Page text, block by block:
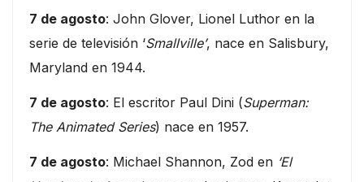
7 de agosto: John Glover, Lionel Luthor en la
serie de televisión ‘Smallville’, nace en Salisbury,
Maryland en 1944.
7 de agosto: El escritor Paul Dini (Superman:
The Animated Series) nace en 1957.
7 de agosto: Michael Shannon, Zod en ‘El